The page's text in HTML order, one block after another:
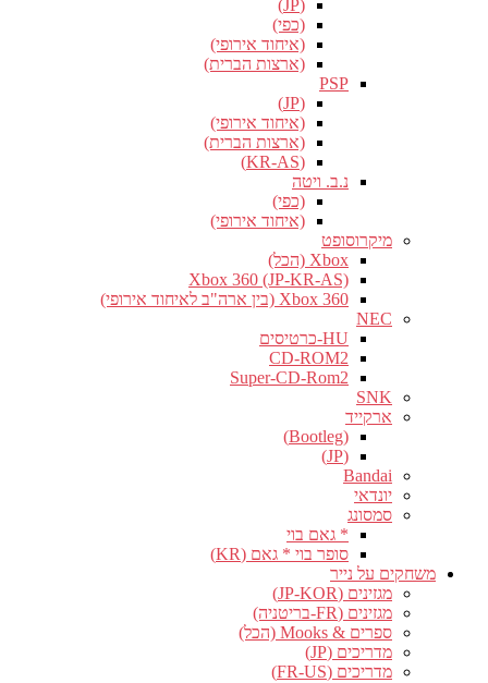
(JP)
(כפי)
(איחוד אירופי)
(ארצות הברית)
PSP
(JP)
(איחוד אירופי)
(ארצות הברית)
(KR-AS)
נ.ב. ויטה
(כפי)
(איחוד אירופי)
מיקרוסופט
Xbox (הכל)
Xbox 360 (JP-KR-AS)
Xbox 360 (בין ארה"ב לאיחוד אירופי)
NEC
HU-כרטיסים
CD-ROM2
Super-CD-Rom2
SNK
ארקייד
(Bootleg)
(JP)
Bandai
יונדאי
סמסונג
* גאם בוי
סופר בוי * גאם (KR)
משחקים על נייר
מגזינים (JP-KOR)
מגזינים (FR-בריטניה)
ספרים & Mooks (הכל)
מדריכים (JP)
מדריכים (FR-US)